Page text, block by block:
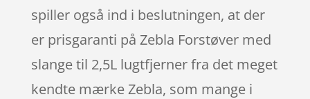
spiller også ind i beslutningen, at der
er prisgaranti på Zebla Forstøver med
slange til 2,5L lugtfjerner fra det meget
kendte mærke Zebla, som mange i